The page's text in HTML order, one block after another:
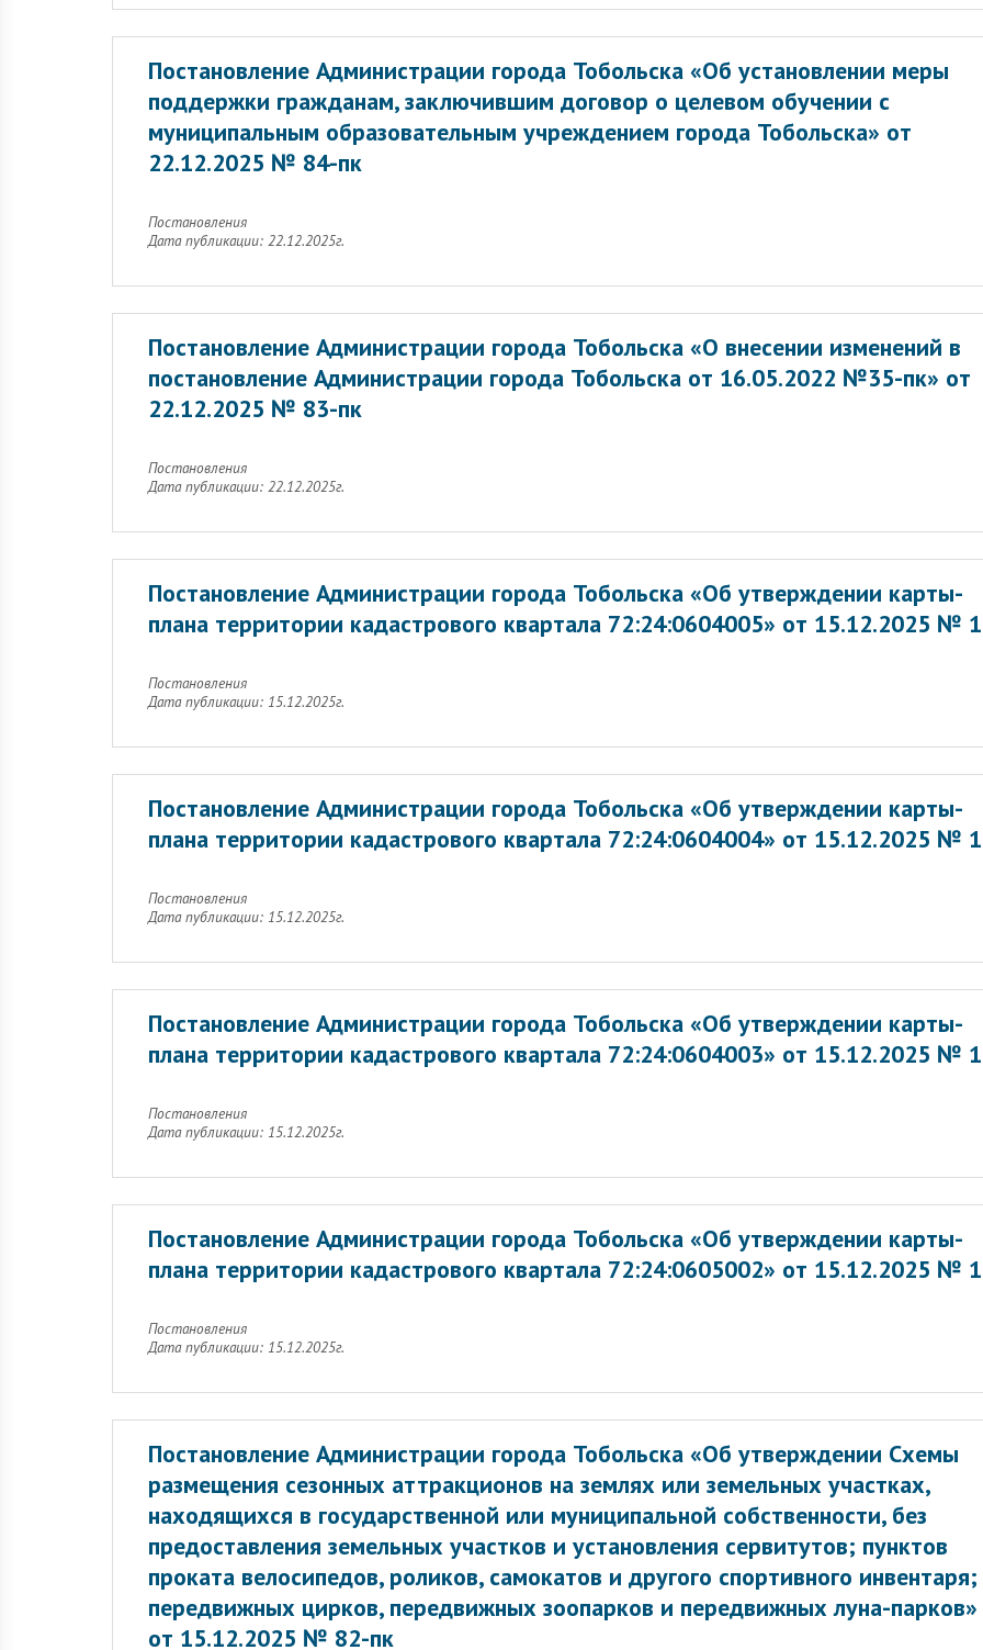
Постановление Администрации города Тобольска «Об установлении меры
поддержки гражданам, заключившим договор о целевом обучении с
муниципальным образовательным учреждением города Тобольска» от
22.12.2025 № 84-пк
Постановления
Дата публикации: 22.12.2025г.
Постановление Администрации города Тобольска «О внесении изменений в
постановление Администрации города Тобольска от 16.05.2022 №35-пк» от
22.12.2025 № 83-пк
Постановления
Дата публикации: 22.12.2025г.
Постановление Администрации города Тобольска «Об утверждении карты-
плана территории кадастрового квартала 72:24:0604005» от 15.12.2025 №
Постановления
Дата публикации: 15.12.2025г.
Постановление Администрации города Тобольска «Об утверждении карты-
плана территории кадастрового квартала 72:24:0604004» от 15.12.2025 №
Постановления
Дата публикации: 15.12.2025г.
Постановление Администрации города Тобольска «Об утверждении карты-
плана территории кадастрового квартала 72:24:0604003» от 15.12.2025 №
Постановления
Дата публикации: 15.12.2025г.
Постановление Администрации города Тобольска «Об утверждении карты-
плана территории кадастрового квартала 72:24:0605002» от 15.12.2025 №
Постановления
Дата публикации: 15.12.2025г.
Постановление Администрации города Тобольска «Об утверждении Схемы
размещения сезонных аттракционов на землях или земельных участках,
находящихся в государственной или муниципальной собственности, без
предоставления земельных участков и установления сервитутов; пунктов
проката велосипедов, роликов, самокатов и другого спортивного инвентаря;
передвижных цирков, передвижных зоопарков и передвижных луна-парков»
от 15.12.2025 № 82-пк